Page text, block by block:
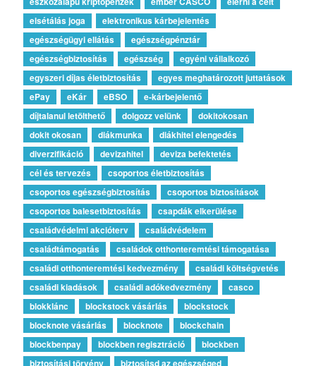
elsétálás joga
elektronikus kárbejelentés
egészségügyi ellátás
egészségpénztár
egészségbiztosítás
egészség
egyéni vállalkozó
egyszeri díjas életbiztosítás
egyes meghatározott juttatások
ePay
eKár eBSO
e-kárbejelentő
díjtalanul letölthető
dolgozz velünk
dokitokosan
dokit okosan
diákmunka
diákhitel elengedés
diverzifikáció
devizahitel
deviza befektetés
cél és tervezés
csoportos életbiztosítás
csoportos egészségbiztosítás
csoportos biztosítások
csoportos balesetbiztosítás
csapdák elkerülése
családvédelmi akcióterv
családvédelem
családtámogatás
családok otthonteremtési támogatása
családi otthonteremtési kedvezmény
családi költségvetés
családi kiadások
családi adókedvezmény
casco
blokklánc
blockstock vásárlás
blockstock
blocknote vásárlás
blocknote
blockchain
blockbenpay
blockben regisztráció
blockben
biztosítási törvény
biztosítsd az egészséged